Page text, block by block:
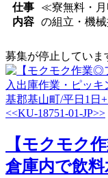
仕事
内容
≪寮無料・月
の組立・機
募集が停止していま
【モクモク
倉庫内で飲